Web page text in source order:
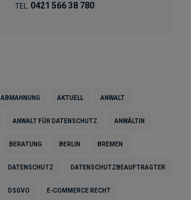
TEL 0421 566 38 780
ABMAHNUNG AKTUELL ANWALT
ANWALT FÜR DATENSCHUTZ ANWÄLTIN
BERATUNG BERLIN BREMEN
DATENSCHUTZ DATENSCHUTZBEAUFTRAGTER
DSGVO E-COMMERCE RECHT